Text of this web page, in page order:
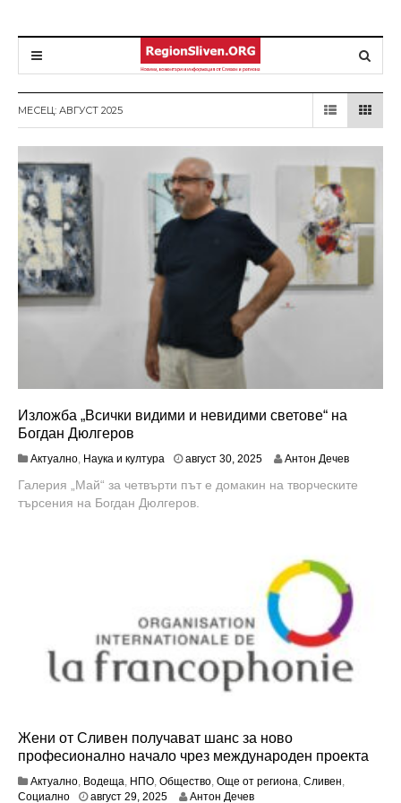
МЕСЕЦ: АВГУСТ 2025
Изложба „Всички видими и невидими светове“ на
Богдан Дюлгеров
Актуално, Наука и култура август 30, 2025 Антон Дечев
Галерия „Май“ за четвърти път е домакин на творческите
търсения на Богдан Дюлгеров.
Жени от Сливен получават шанс за ново
професионално начало чрез международен проекта
Актуално Водеща НПО Общество Още от региона Сливен
Социално
август 29, 2025ю
Антон Дечев